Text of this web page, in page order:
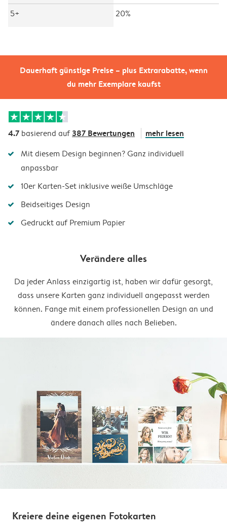
Dauerhaft günstige Preise – plus Extrarabatte, wenn
du mehr Exemplare kaufst
5+
20%
4.7 basierend auf387 Bewertungen mehr lesen
Mit diesem Design beginnen? Ganz individuell
anpassbar
10er Karten-Set inklusive weiße Umschläge
Beidseitiges Design
Gedruckt auf Premium Papier
Verändere alles
Da jeder Anlass einzigartig ist, haben wir dafür gesorgt,
dass unsere Karten ganz individuell angepasst werden
können. Fange mit einem professionellen Design an und
ändere danach alles nach Belieben.
Kreiere deine eigenen Fotokarten